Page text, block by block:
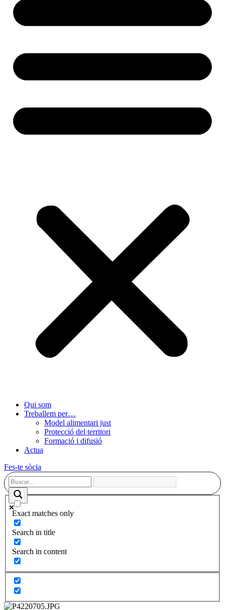
Qui som
Treballem per…
Model alimentari just
Protecció del territori
Formació i difusió
Actua
Fes-te sòcia
Exact matches only
Search in title
Search in content